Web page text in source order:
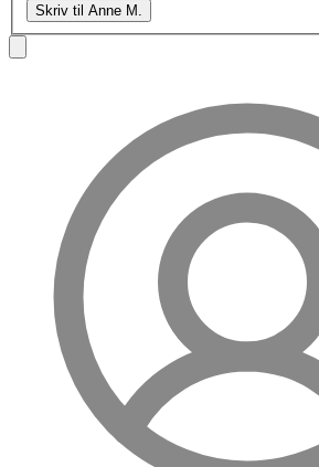
Skriv til Anne M.